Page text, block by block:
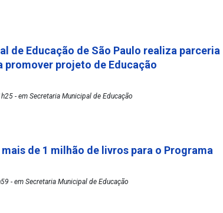
de Educação de São Paulo realiza parceria
promover projeto de Educação
- em Secretaria Municipal de Educação
de 1 milhão de livros para o Programa
- em Secretaria Municipal de Educação